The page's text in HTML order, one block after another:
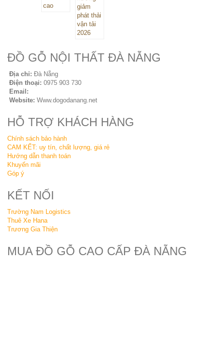
ĐỒ GỖ NỘI THẤT ĐÀ NẴNG
Địa chỉ: Đà Nẵng
Điện thoại: 0975 903 730
Email:
Website: Www.dogodanang.net
HỖ TRỢ KHÁCH HÀNG
Chính sách bảo hành
CAM KẾT: uy tín, chất lượng, giá rẻ
Hướng dẫn thanh toán
Khuyến mãi
Góp ý
KẾT NỐI
Trường Nam Logistics
Thuê Xe Hana
Trương Gia Thiện
MUA ĐỒ GỖ CAO CẤP ĐÀ NẴNG